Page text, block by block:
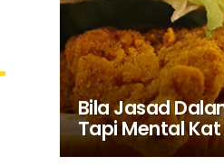
Bila Jasad
Tapi Mental